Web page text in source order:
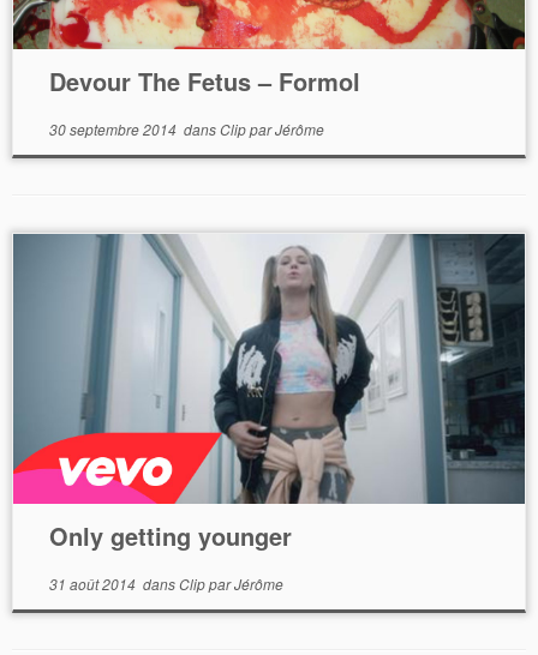
Devour The Fetus – Formol
30 septembre 2014dansClipparJérôme
Only getting younger
31 août 2014dansClipparJérôme